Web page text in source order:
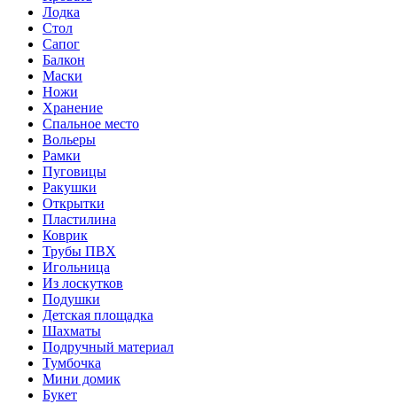
Лодка
Стол
Сапог
Балкон
Маски
Ножи
Хранение
Спальное место
Вольеры
Рамки
Пуговицы
Ракушки
Открытки
Пластилина
Коврик
Трубы ПВХ
Игольница
Из лоскутков
Подушки
Детская площадка
Шахматы
Подручный материал
Тумбочка
Мини домик
Букет